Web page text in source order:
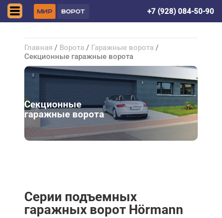
+7 (928) 084-50-90
Главная / Ворота / Гаражные ворота /
Секционные гаражные ворота
Секционные
гаражные ворота
Серии подъемных
гаражных ворот Hörmann